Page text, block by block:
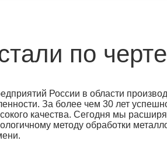
по
России в области
За более чем 30 лет
качества. Сегодня мы
методу обработки